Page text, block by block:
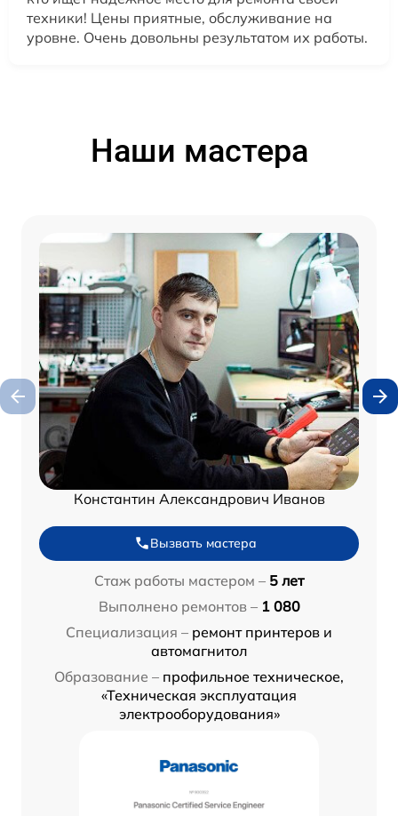
техники! Цены приятные, обслуживание на
уровне. Очень довольны результатом их работы.
Наши мастера
Константин Александрович Иванов
Вызвать мастера
Стаж работы мастером – 5 лет
Выполнено ремонтов – 1 080
Специализация – ремонт принтеров и
автомагнитол
Образование – профильное техническое,
«Техническая эксплуатация
электрооборудования»